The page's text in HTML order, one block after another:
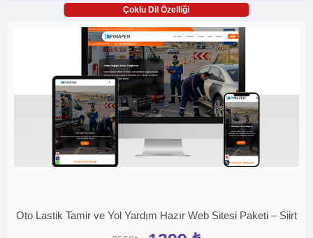
Çoklu Dil Özelliği
Oto Lastik Tamir ve Yol Yardım Hazır Web Sitesi Paketi – Siirt